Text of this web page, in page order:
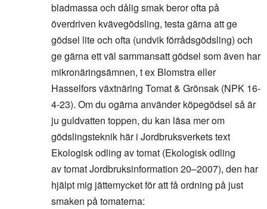
bladmassa och dålig smak beror ofta på
överdriven kvävegödsling, testa gärna att ge
gödsel lite och ofta (undvik förrådsgödsling) och
ge gärna ett väl sammansatt gödsel som även har
mikronäringsämnen, t ex Blomstra eller
Hasselfors växtnäring Tomat & Grönsak (NPK 16-
4-23). Om du ogärna använder köpegödsel så är
ju guldvatten toppen, du kan läsa mer om
gödslingsteknik här i Jordbruksverkets text
Ekologisk odling av tomat (Ekologisk odling
av tomat Jordbruksinformation 20–2007), den har
hjälpt mig jättemycket för att få ordning på just
smaken på tomaterna: